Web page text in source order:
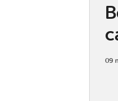
09